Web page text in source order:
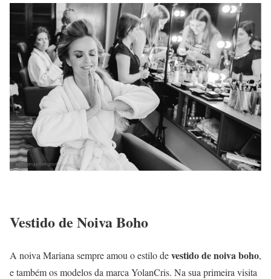
Vestido de Noiva Boho
A noiva Mariana sempre amou o estilo devestido de noiva boho,
e também os modelos da marca YolanCris. Na sua primeira visita